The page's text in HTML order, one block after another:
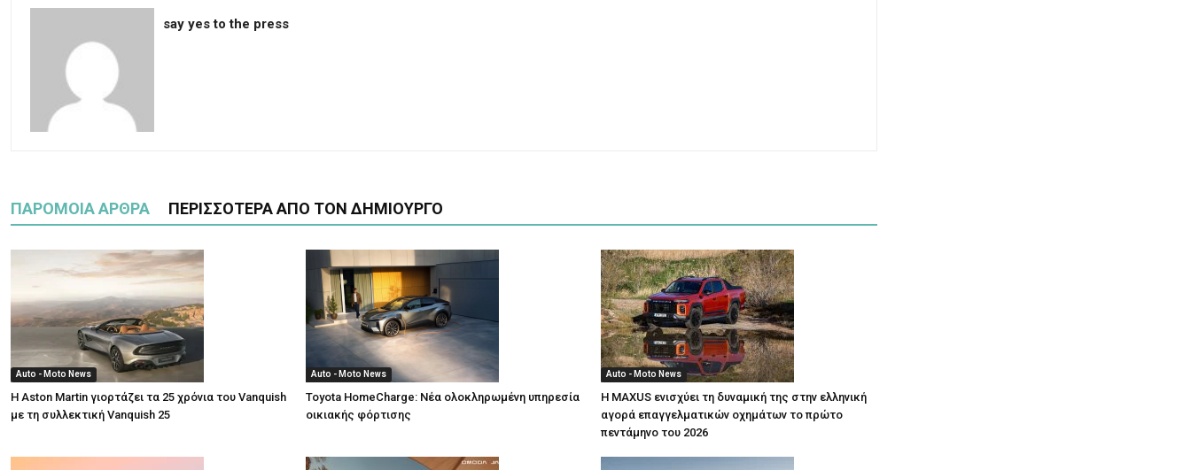
say yes to the press
ΠΑΡΟΜΟΙΑ ΑΡΘΡΑ ΠΕΡΙΣΣΟΤΕΡΑ ΑΠΟ ΤΟΝ ΔΗΜΙΟΥΡΓΟ
Auto - Moto News
Η Aston Martin γιορτάζει τα 25 χρόνια του Vanquish
με τη συλλεκτική Vanquish 25
Auto - Moto News
Toyota HomeCharge: Νέα ολοκληρωμένη υπηρεσία
οικιακής φόρτισης
Auto - Moto News
Η MAXUS ενισχύει τη δυναμική της στην ελληνική
αγορά επαγγελματικών οχημάτων το πρώτο
πεντάμηνο του 2026